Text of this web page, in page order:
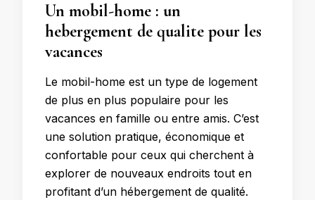
Un mobil-home : un
hebergement de qualite pour les
vacances
Le mobil-home est un type de logement
de plus en plus populaire pour les
vacances en famille ou entre amis. C’est
une solution pratique, économique et
confortable pour ceux qui cherchent à
explorer de nouveaux endroits tout en
profitant d’un hébergement de qualité.